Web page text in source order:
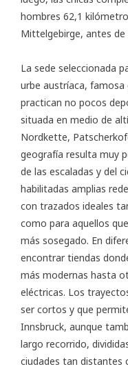
hombres 62,1
Mittelgebirge, antes de
La sede seleccionada
urbe austríaca,
practican no pocos
situada en medio de
Nordkette,
geografía resulta muy
de las escaladas y del
habilitadas amplias
con trazados ideales
como para aquellos
más sosegado. En
encontrar tiendas
más modernas hasta
eléctricas. Los
ser cortos y que
Innsbruck, aunque
largo recorrido,
ciudades tan distantes